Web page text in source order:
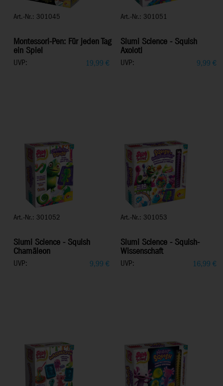
Art.-Nr.: 301045
Montessori-Pen: Für jeden Tag
ein Spiel
UVP: 19,99 €
Art.-Nr.: 301051
Slumi Science - Squish
Axolotl
UVP: 9,99 €
Art.-Nr.: 301052
Slumi Science - Squish
Chamäleon
UVP: 9,99 €
Art.-Nr.: 301053
Slumi Science - Squish-
Wissenschaft
UVP: 16,99 €